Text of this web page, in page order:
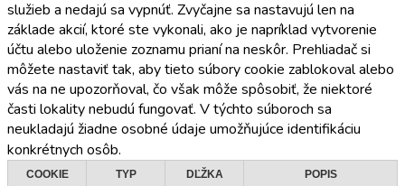
služieb a nedajú sa vypnúť. Zvyčajne sa nastavujú len na
základe akcií, ktoré ste vykonali, ako je napríklad vytvorenie
účtu alebo uloženie zoznamu prianí na neskôr. Prehliadač si
môžete nastaviť tak, aby tieto súbory cookie zablokoval alebo
vás na ne upozorňoval, čo však môže spôsobiť, že niektoré
časti lokality nebudú fungovať. V týchto súboroch sa
neukladajú žiadne osobné údaje umožňujúce identifikáciu
konkrétnych osôb.
COOKIE TYP
DĽŽKA
POPIS